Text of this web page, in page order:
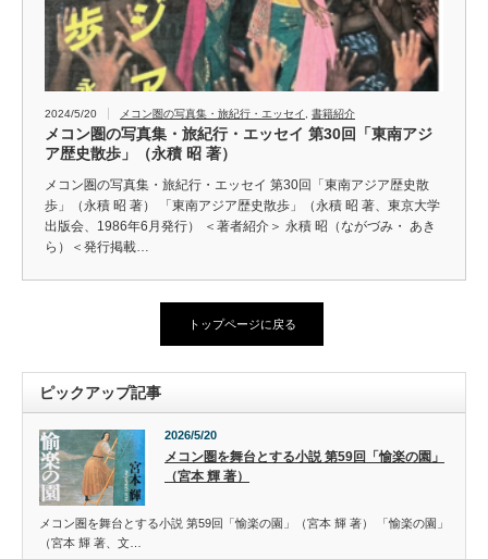
2024/5/20 メコン圏の写真集・旅紀行・エッセイ 書籍紹介
メコン圏の写真集・旅紀行・エッセイ 第30回「東南アジ
ア歴史散歩」（永積 昭 著）
メコン圏の写真集・旅紀行・エッセイ 第30回「東南アジア歴史散
歩」（永積 昭 著） 「東南アジア歴史散歩」（永積 昭 著、東京大学
出版会、1986年6月発行） ＜著者紹介＞ 永積 昭（ながづみ・ あき
ら）＜発行掲載…
トップページに戻る
ピックアップ記事
2026/5/20
メコン圏を舞台とする小説 第59回「愉楽の園」
（宮本 輝 著）
メコン圏を舞台とする小説 第59回「愉楽の園」（宮本 輝 著） 「愉楽の園」
（宮本 輝 著、文…